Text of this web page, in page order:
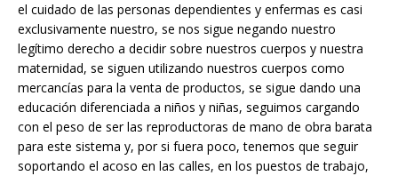
el cuidado de las personas dependientes y enfermas es casi
exclusivamente nuestro, se nos sigue negando nuestro
legítimo derecho a decidir sobre nuestros cuerpos y nuestra
maternidad, se siguen utilizando nuestros cuerpos como
mercancías para la venta de productos, se sigue dando una
educación diferenciada a niños y niñas, seguimos cargando
con el peso de ser las reproductoras de mano de obra barata
para este sistema y, por si fuera poco, tenemos que seguir
soportando el acoso en las calles, en los puestos de trabajo,